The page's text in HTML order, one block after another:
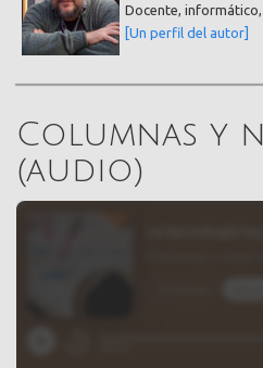
Docente,
[Un perfil del autor]
Columnas y
(audio)